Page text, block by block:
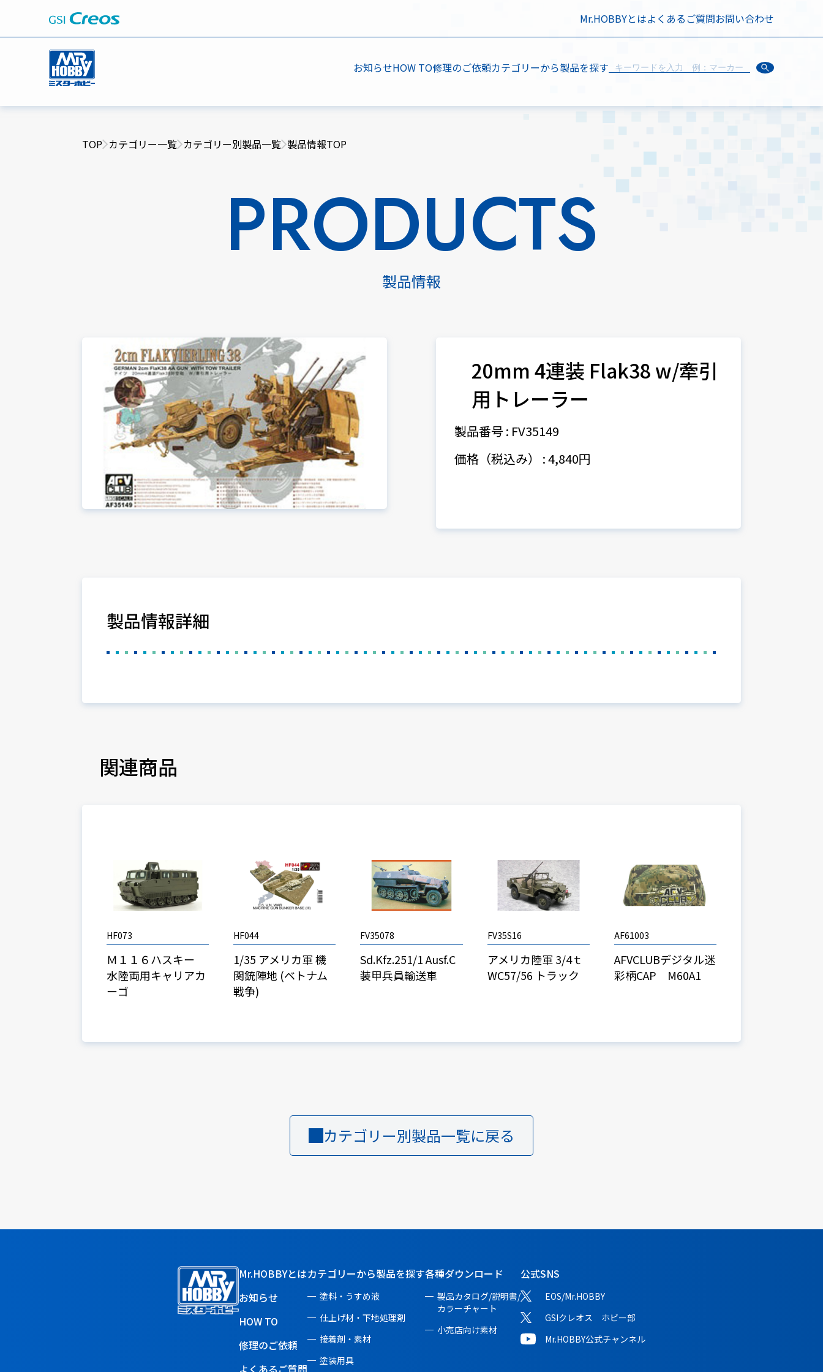
Mr.HOBBYとはよくあるご質問お問い合わせ
お知らせHOW TO修理のご依頼カテゴリーから製品を探す
TOP カテゴリー一覧 カテゴリー別製品一覧 製品情報TOP
PRODUCTS
製品情報
20mm 4連装 Flak38 w/牽引
用トレーラー
製品番号 : FV35149
価格（税込み） : 4,840円
製品情報詳細
関連商品
HF073
Ｍ１１６ハスキー
水陸両用キャリアカ
ーゴ
HF044
1/35 アメリカ軍 機
関銃陣地 (ベトナム
戦争)
FV35078
Sd.Kfz.251/1 Ausf.C
装甲兵員輸送車
FV35S16
アメリカ陸軍 3/4ｔ
WC57/56 トラック
AF61003
AFVCLUBデジタル迷
彩柄CAP M60A1
カテゴリー別製品一覧に戻る
Mr.HOBBYとは
お知らせ
HOW TO
修理のご依頼
よくあるご質問
カテゴリーから製品を探す
塗料・うすめ液
仕上げ材・下地処理剤
接着剤・素材
塗装用具
各種ダウンロード
製品カタログ/説明書/
カラーチャート
小売店向け素材
公式SNS
EOS/Mr.HOBBY
GSIクレオス ホビー部
Mr.HOBBY公式チャンネル